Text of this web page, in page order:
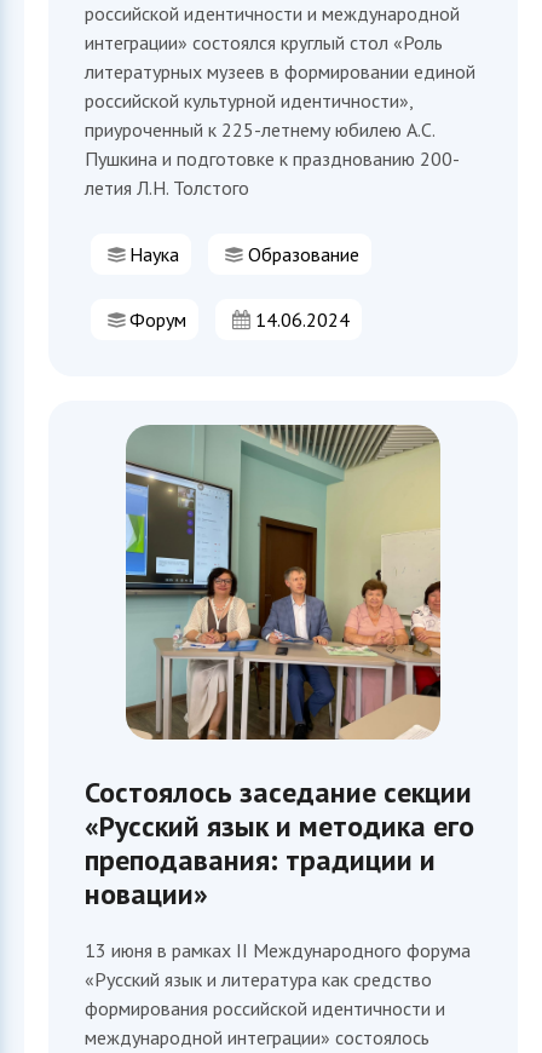
российской идентичности и международной
интеграции» состоялся круглый стол «Роль
литературных музеев в формировании единой
российской культурной идентичности»,
приуроченный к 225-летнему юбилею А.С.
Пушкина и подготовке к празднованию 200-
летия Л.Н. Толстого
Наука Образование
Форум 14.06.2024
Состоялось заседание секции
«Русский язык и методика его
преподавания: традиции и
новации»
13 июня в рамках II Международного форума
«Русский язык и литература как средство
формирования российской идентичности и
международной интеграции» состоялось